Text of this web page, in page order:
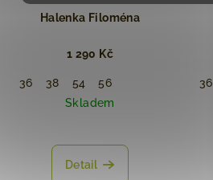
Halenka Filoména
1 290 Kč
36 38 54
56
Skladem
Detail
36